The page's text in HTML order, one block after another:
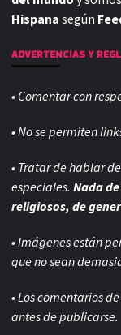
Hispana según
ADVERTENCIAS Y
• Comentar con
• No se permiten
• Tratar de hablar
especiales. Nada
religiosos, de
• Imágenes están
que no sean
• Los comentarios
antes de publicarse.